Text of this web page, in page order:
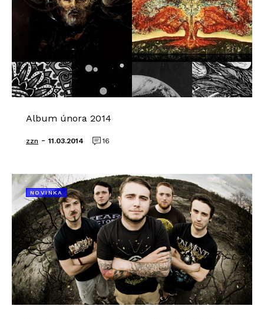
Album února 2014
zzn - 11.03.2014 16
NOVINKA